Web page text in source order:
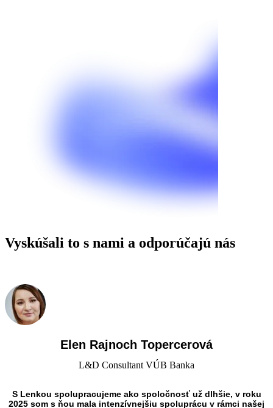
Vyskúšali to s nami a odporúčajú nás
Elen Rajnoch Topercerová
L&D Consultant VÚB Banka
S Lenkou spolupracujeme ako spoločnosť už dlhšie, v roku
2025 som s ňou mala intenzívnejšiu spoluprácu v rámci našej